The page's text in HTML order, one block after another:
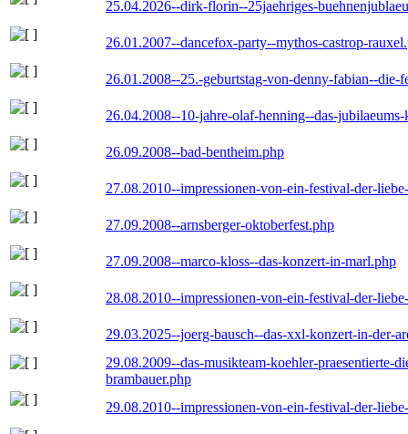
25.04.2026--dirk-florin--25jaehriges-
26.01.2007--dancefox-party--mythos-castrop-
26.01.2008--25.-geburtstag-von-denny-fabian--die-
26.04.2008--10-jahre-olaf-henning--das-
26.09.2008--bad-bentheim.php
27.08.2010--impressionen-von-ein-festival-der-
27.09.2008--arnsberger-oktoberfest.php
27.09.2008--marco-kloss--das-konzert-in-marl.php
28.08.2010--impressionen-von-ein-festival-der-
29.03.2025--joerg-bausch--das-xxl-konzert-in-der-
29.08.2009--das-musikteam-koehler-praesentierte-
brambauer.php
29.08.2010--impressionen-von-ein-festival-der-